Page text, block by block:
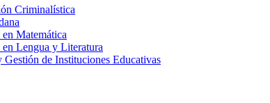
Criminalística
Matemática
Lengua y Literatura
de Instituciones Educativas